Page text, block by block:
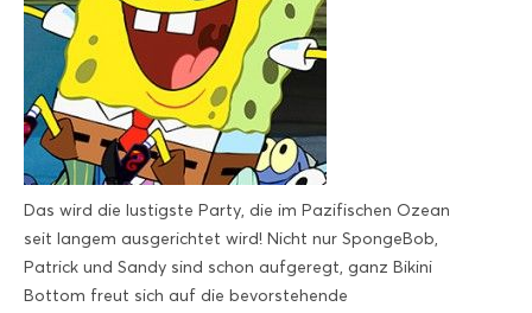
Das wird die lustigste Party, die im Pazifischen Ozean
seit langem ausgerichtet wird! Nicht nur SpongeBob,
Patrick und Sandy sind schon aufgeregt, ganz Bikini
Bottom freut sich auf die bevorstehende